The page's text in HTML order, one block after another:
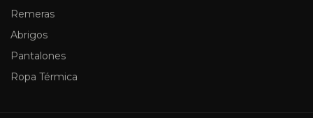
Remeras
Abrigos
Pantalones
Ropa Térmica